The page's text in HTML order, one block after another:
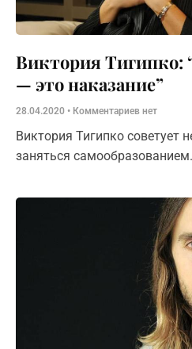
Виктория Тигипко:
— это наказание”
28.04.2020 Комментариев нет
Виктория Тигипко советует
заняться самообразованием.